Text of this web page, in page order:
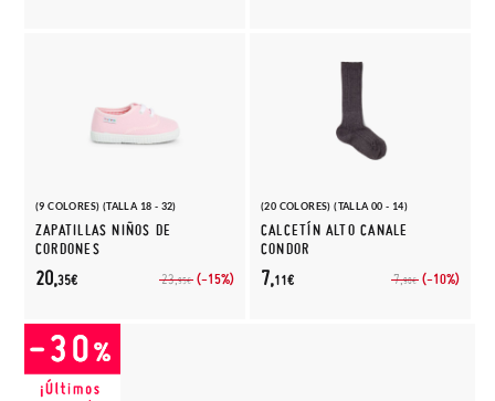
(9 COLORES) (TALLA 18 - 32)
ZAPATILLAS NIÑOS DE
CORDONES
23,95€ (-15%)
20,35€
(20 COLORES) (TALLA 00 - 14)
CALCETÍN ALTO CANALE
CONDOR
7,90€ (-10%)
7,11€